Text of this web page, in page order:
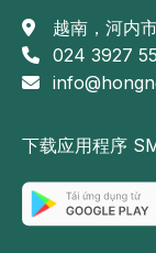
越南，河内
024 3927
下载应用程序